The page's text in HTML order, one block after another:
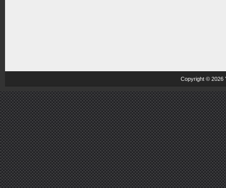
Copyright © 2026